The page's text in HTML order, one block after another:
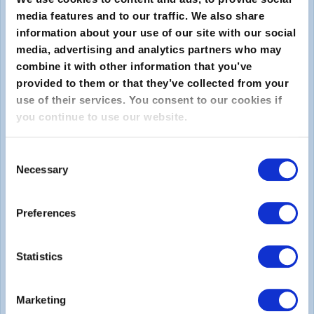
media features and to our traffic. We also share
information about your use of our site with our social
media, advertising and analytics partners who may
combine it with other information that you’ve
provided to them or that they’ve collected from your
use of their services. You consent to our cookies if
you continue to use our website.
Selection
Necessary
Preferences
Statistics
Marketing
Enviar
Sobre
Declaração de Privacidade